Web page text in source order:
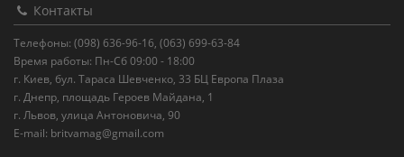
Контакты
Телефоны: (098) 636-96-16, (063) 699-63-84
Время работы: Пн-Сб 09:00 - 18:00
г. Киев, бул. Тараса Шевченко, 33 БЦ Европа Плаза
г. Днепр, площадь Героев Майдана, 1
г. Львов, улица Антоновича, 90
E-mail: britvamag@gmail.com